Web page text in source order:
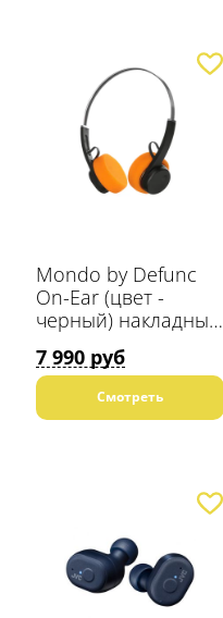
Mondo by Defunc
On-Ear (цвет -
черный) накладные
Bluetooth наушники
Смотреть
7 990 руб